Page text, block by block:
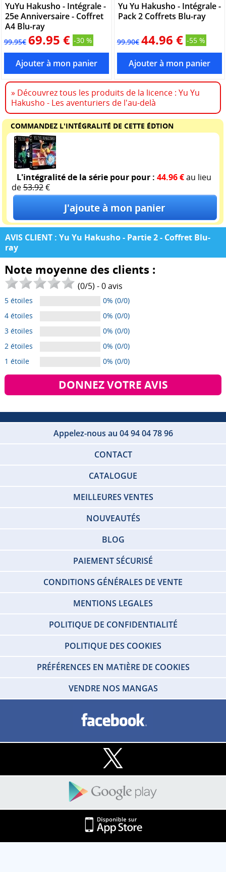
YuYu Hakusho - Intégrale -
25e Anniversaire - Coffret
A4 Blu-ray
99.95€ 69.95 € -30 %
Yu Yu Hakusho - Intégrale -
Pack 2 Coffrets Blu-ray
99.90€ 44.96 € -55 %
» Découvrez tous les produits de la licence : Yu Yu
Hakusho - Les aventuriers de l'au-delà
COMMANDEZ L'INTÉGRALITÉ DE CETTE ÉDTION
L'intégralité de la série pour pour : 44.96 €au lieu
de53.92€
AVIS CLIENT : Yu Yu Hakusho - Partie 2 - Coffret Blu-
ray
Note moyenne des clients :
(0/5) -0avis
5 étoiles
0% (0/0)
4 étoiles
0% (0/0)
3 étoiles
0% (0/0)
2 étoiles
0% (0/0)
1 étoile
0% (0/0)
DONNEZ VOTRE AVIS
Appelez-nous au 04 94 04 78 96
CONTACT
CATALOGUE
MEILLEURES VENTES
NOUVEAUTÉS
BLOG
PAIEMENT SÉCURISÉ
CONDITIONS GÉNÉRALES DE VENTE
MENTIONS LEGALES
POLITIQUE DE CONFIDENTIALITÉ
POLITIQUE DES COOKIES
PRÉFÉRENCES EN MATIÈRE DE COOKIES
VENDRE NOS MANGAS